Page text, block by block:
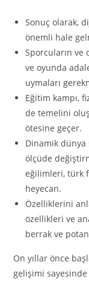
Sonuç olarak,
önemli hale
Sporcuların ve
ve oyunda
uymaları
Eğitim kampı,
de temelini
ötesine geçer.
Dinamik
ölçüde
eğilimleri, türk
heyecan.
Özelliklerini
özellikleri ve
berrak ve
On yıllar önce
gelişimi sayesinde